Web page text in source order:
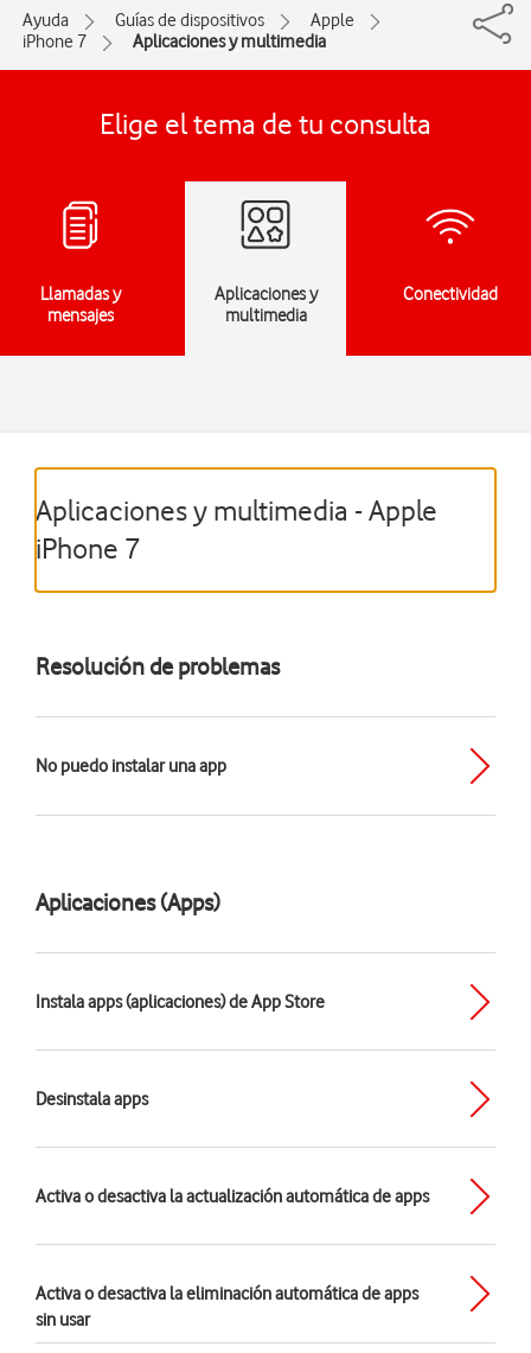
Ayuda Guías de dispositivos
Apple
iPhone 7
Aplicaciones y multimedia
Elige el tema de tu consulta
Llamadas y
mensajes
Aplicaciones y
multimedia
Conectividad
Aplicaciones y multimedia - Apple
iPhone 7
Resolución de problemas
No puedo instalar una app
Aplicaciones (Apps)
Instala apps (aplicaciones) de App Store
Desinstala apps
Activa o desactiva la actualización automática de apps
Activa o desactiva la eliminación automática de apps
sin usar